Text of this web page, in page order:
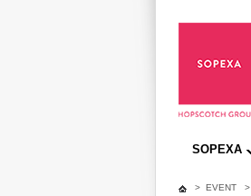
SOPEXA
> EVENT >